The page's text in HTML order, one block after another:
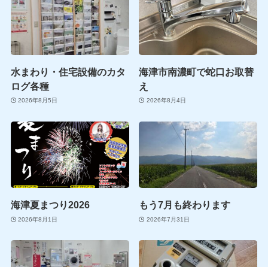
水まわり・住宅設備のカタ
ログ各種
2026年8月5日
海津市南濃町で蛇口お取替
え
2026年8月4日
海津夏まつり2026
2026年8月1日
もう7月も終わります
2026年7月31日